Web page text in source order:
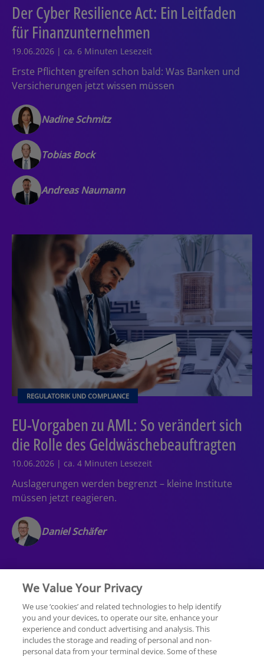
Der Cyber Resilience Act: Ein Leitfaden
für Finanzunternehmen
19.06.2026 | ca. 6 Minuten Lesezeit
Erste Pflichten greifen schon bald: Was Banken und
Versicherungen jetzt wissen müssen
Nadine Schmitz
Tobias Bock
Andreas Naumann
REGULATORIK UND COMPLIANCE
EU-Vorgaben zu AML: So verändert sich
die Rolle des Geldwäschebeauftragten
10.06.2026 | ca. 4 Minuten Lesezeit
Auslagerungen werden begrenzt – kleine Institute
müssen jetzt reagieren.
Daniel Schäfer
Rechtliche Hinweise Datenschutzerklärung
We Value Your Privacy
We use ‘cookies’ and related technologies to help identify
you and your devices, to operate our site, enhance your
experience and conduct advertising and analysis. This
includes the storage and reading of personal and non-
personal data from your terminal device. Some of these